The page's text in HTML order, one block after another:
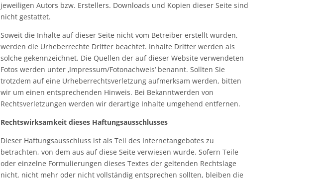
jeweiligen Autors bzw. Erstellers. Downloads und Kopien dieser Seite sind
nicht gestattet.
Soweit die Inhalte auf dieser Seite nicht vom Betreiber erstellt wurden,
werden die Urheberrechte Dritter beachtet. Inhalte Dritter werden als
solche gekennzeichnet. Die Quellen der auf dieser Website verwendeten
Fotos werden unter ‚Impressum/Fotonachweis‘ benannt. Sollten Sie
trotzdem auf eine Urheberrechtsverletzung aufmerksam werden, bitten
wir um einen entsprechenden Hinweis. Bei Bekanntwerden von
Rechtsverletzungen werden wir derartige Inhalte umgehend entfernen.
Rechtswirksamkeit dieses Haftungsausschlusses
Dieser Haftungsausschluss ist als Teil des Internetangebotes zu
betrachten, von dem aus auf diese Seite verwiesen wurde. Sofern Teile
oder einzelne Formulierungen dieses Textes der geltenden Rechtslage
nicht, nicht mehr oder nicht vollständig entsprechen sollten, bleiben die